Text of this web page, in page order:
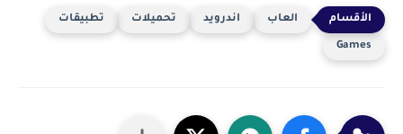
العاب اندرويد تحميلات تطبيقات
Games